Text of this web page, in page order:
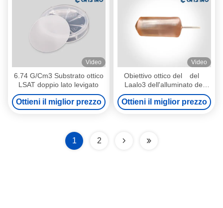
Video
6.74 G/Cm3 Substrato ottico
LSAT doppio lato levigato
Ottieni il miglior prezzo
Video
Obiettivo ottico del del
Laalo3 dell'alluminato del
lantanio del substrato di
perdita bassa di microonda
del quadrato <100>
Ottieni il miglior prezzo
1 2